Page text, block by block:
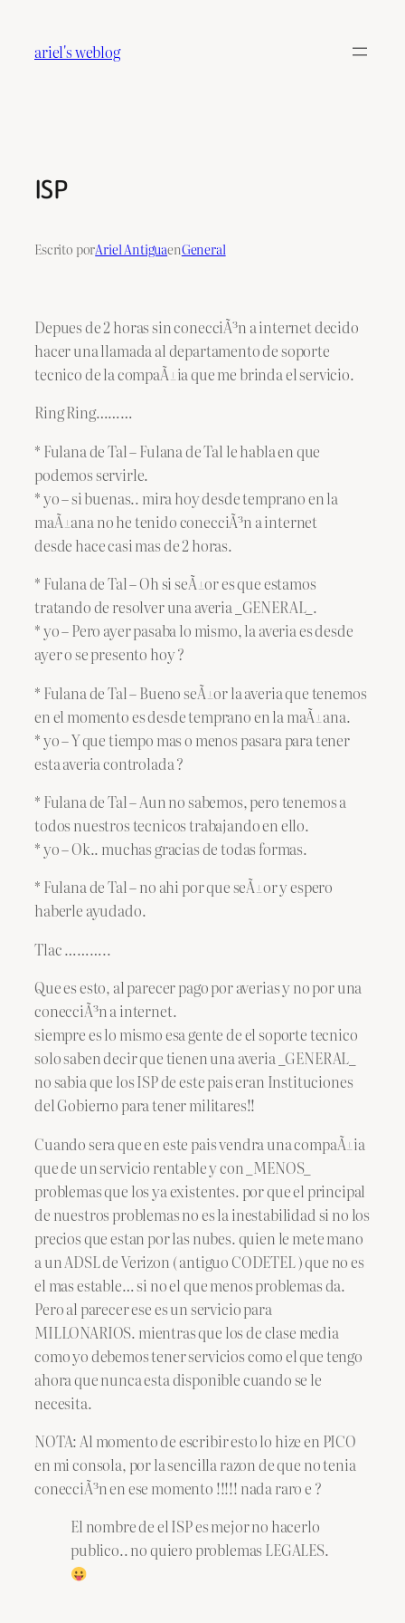
contenido
ariel's weblog
ISP
Escrito porAriel AntiguaenGeneral
Depues de 2 horas sin conecciÃ³n a internet decido
hacer una llamada al departamento de soporte
tecnico de la compaÃ±ia que me brinda el servicio.
Ring Ring………
* Fulana de Tal – Fulana de Tal le habla en que
podemos servirle.
* yo – si buenas.. mira hoy desde temprano en la
maÃ±ana no he tenido conecciÃ³n a internet
desde hace casi mas de 2 horas.
* Fulana de Tal – Oh si seÃ±or es que estamos
tratando de resolver una averia _GENERAL_.
* yo – Pero ayer pasaba lo mismo, la averia es desde
ayer o se presento hoy ?
* Fulana de Tal – Bueno seÃ±or la averia que tenemos
en el momento es desde temprano en la maÃ±ana.
* yo – Y que tiempo mas o menos pasara para tener
esta averia controlada ?
* Fulana de Tal – Aun no sabemos, pero tenemos a
todos nuestros tecnicos trabajando en ello.
* yo – Ok.. muchas gracias de todas formas.
* Fulana de Tal – no ahi por que seÃ±or y espero
haberle ayudado.
Tlac ………..
Que es esto, al parecer pago por averias y no por una
conecciÃ³n a internet.
siempre es lo mismo esa gente de el soporte tecnico
solo saben decir que tienen una averia _GENERAL_
no sabia que los ISP de este pais eran Instituciones
del Gobierno para tener militares!!
Cuando sera que en este pais vendra una compaÃ±ia
que de un servicio rentable y con _MENOS_
problemas que los ya existentes. por que el principal
de nuestros problemas no es la inestabilidad si no los
precios que estan por las nubes. quien le mete mano
a un ADSL de Verizon ( antiguo CODETEL ) que no es
el mas estable… si no el que menos problemas da.
Pero al parecer ese es un servicio para
MILLONARIOS. mientras que los de clase media
como yo debemos tener servicios como el que tengo
ahora que nunca esta disponible cuando se le
necesita.
NOTA: Al momento de escribir esto lo hize en PICO
en mi consola, por la sencilla razon de que no tenia
conecciÃ³n en ese momento !!!!! nada raro e ?
El nombre de el ISP es mejor no hacerlo
publico.. no quiero problemas LEGALES.